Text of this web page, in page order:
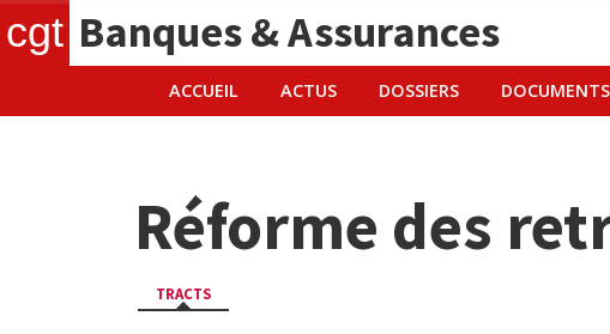
cgt Banques & Assurances
ACCUEIL ACTUS DOSSIERS DOCUMENTS
Réforme des
TRACTS